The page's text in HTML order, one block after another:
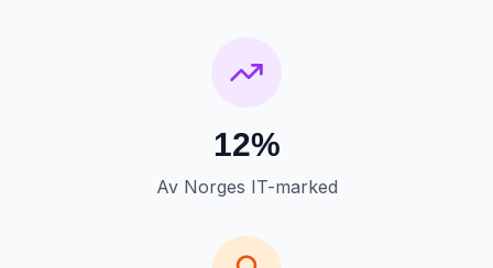
12%
Av Norges IT-marked